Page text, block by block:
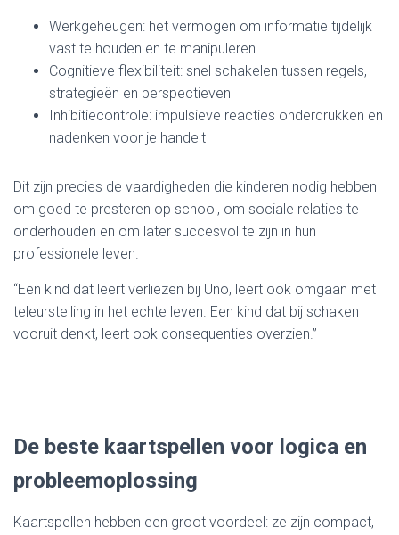
Werkgeheugen: het vermogen om informatie tijdelijk
vast te houden en te manipuleren
Cognitieve flexibiliteit: snel schakelen tussen regels,
strategieën en perspectieven
Inhibitiecontrole: impulsieve reacties onderdrukken en
nadenken voor je handelt
Dit zijn precies de vaardigheden die kinderen nodig hebben
om goed te presteren op school, om sociale relaties te
onderhouden en om later succesvol te zijn in hun
professionele leven.
“Een kind dat leert verliezen bij Uno, leert ook omgaan met
teleurstelling in het echte leven. Een kind dat bij schaken
vooruit denkt, leert ook consequenties overzien.”
De beste kaartspellen voor logica en
probleemoplossing
Kaartspellen hebben een groot voordeel: ze zijn compact,